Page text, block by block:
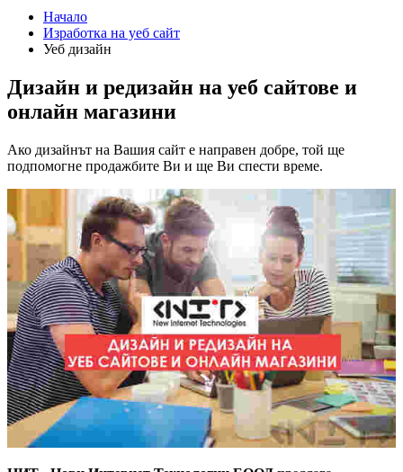
Начало
Изработка на уеб сайт
Уеб дизайн
Дизайн и редизайн на уеб сайтове и
онлайн магазини
Ако дизайнът на Вашия сайт е направен добре, той ще
подпомогне продажбите Ви и ще Ви спести време.